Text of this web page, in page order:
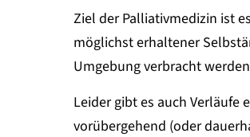
Ziel der Palliativmedizin ist
möglichst erhaltener
Umgebung verbracht
Leider gibt es auch Verläufe
vorübergehend (oder